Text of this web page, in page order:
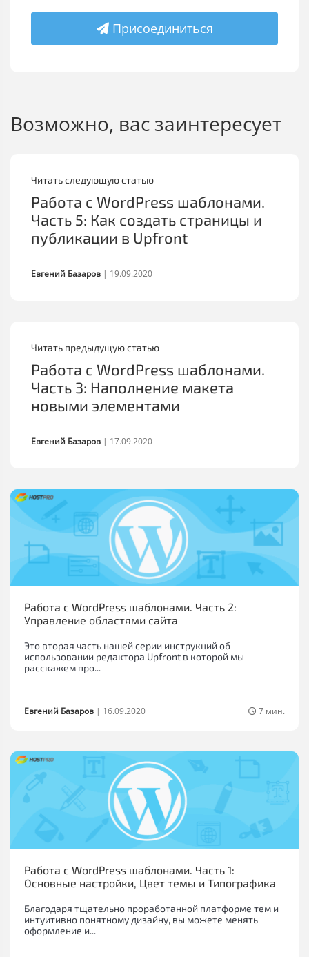
Присоединиться
Возможно, вас заинтересует
Читать предыдущую статью
Работа с WordPress шаблонами.
Часть 3: Наполнение макета
новыми элементами
Евгений Базаров | 17.09.2020
Читать следующую статью
Работа с WordPress шаблонами.
Часть 5: Как создать страницы и
публикации в Upfront
Евгений Базаров | 19.09.2020
Работа с WordPress шаблонами. Часть 2:
Управление областями сайта
Это вторая часть нашей серии инструкций об
использовании редактора Upfront в которой мы
расскажем про...
Евгений Базаров | 16.09.2020 7 мин.
Работа с WordPress шаблонами. Часть 1:
Основные настройки, Цвет темы и Типографика
Благодаря тщательно проработанной платформе тем и
интуитивно понятному дизайну, вы можете менять
оформление и...